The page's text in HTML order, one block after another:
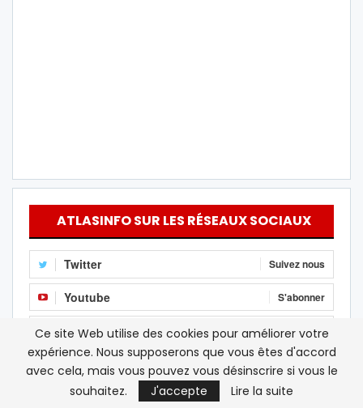
ATLASINFO SUR LES RÉSEAUX SOCIAUX
Twitter Suivez nous
Youtube S'abonner
Instagram Follow Us
Linkedin Follow us
RSS S'abonner
Ce site Web utilise des cookies pour améliorer votre
expérience. Nous supposerons que vous êtes d'accord
avec cela, mais vous pouvez vous désinscrire si vous le
souhaitez.
J'accepte Lire la suite